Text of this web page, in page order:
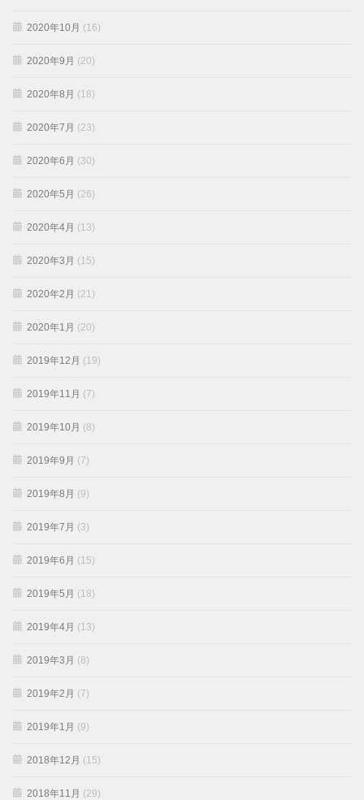
2020年10月 (16)
2020年9月 (20)
2020年8月 (18)
2020年7月 (23)
2020年6月 (30)
2020年5月 (26)
2020年4月 (13)
2020年3月 (15)
2020年2月 (21)
2020年1月 (20)
2019年12月 (19)
2019年11月 (7)
2019年10月 (8)
2019年9月 (7)
2019年8月 (9)
2019年7月 (3)
2019年6月 (15)
2019年5月 (18)
2019年4月 (13)
2019年3月 (8)
2019年2月 (7)
2019年1月 (9)
2018年12月 (15)
2018年11月 (29)